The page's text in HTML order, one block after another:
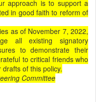
approach is to support a
in good faith to reform of
as of November 7, 2022,
all existing signatory
to demonstrate their
to critical friends who
of this policy.
Committee